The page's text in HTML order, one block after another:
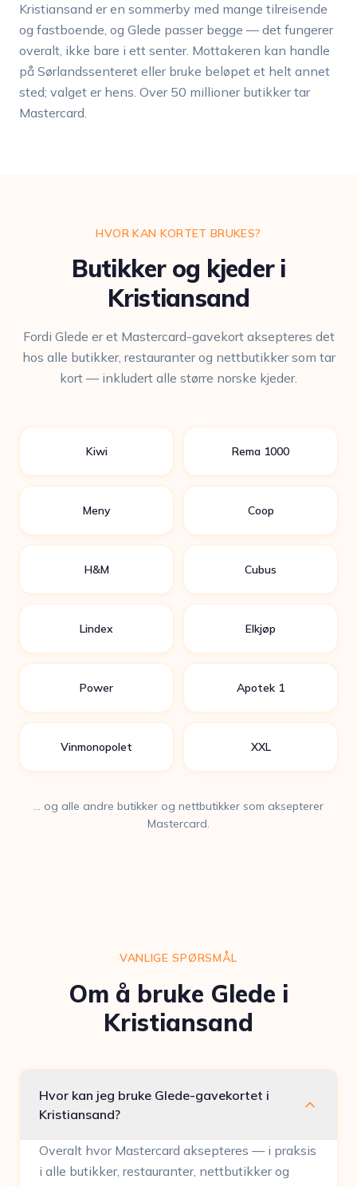
Kristiansand er en sommerby med mange tilreisende
og fastboende, og Glede passer begge — det fungerer
overalt, ikke bare i ett senter. Mottakeren kan handle
på Sørlandssenteret eller bruke beløpet et helt annet
sted; valget er hens. Over 50 millioner butikker tar
Mastercard.
HVOR KAN KORTET BRUKES?
Butikker og kjeder i
Kristiansand
Fordi Glede er et Mastercard-gavekort aksepteres det
hos alle butikker, restauranter og nettbutikker som tar
kort — inkludert alle større norske kjeder.
Kiwi Rema 1000
Meny Coop
H&M Cubus
Lindex Elkjøp
Power Apotek 1
Vinmonopolet XXL
… og alle andre butikker og nettbutikker som aksepterer
Mastercard.
VANLIGE SPØRSMÅL
Om å bruke Glede i
Kristiansand
Hvor kan jeg bruke Glede-gavekortet i
Kristiansand?
Overalt hvor Mastercard aksepteres — i praksis
i alle butikker, restauranter, nettbutikker og